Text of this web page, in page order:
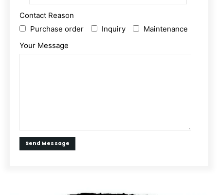
Contact Reason
Purchase order
Inquiry
Maintenance
Your Message